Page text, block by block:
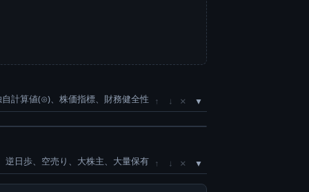
自計算値(⊙)、株価指標、財務健全性 ↑ ↓ ×
逆日歩、空売り、大株主、大量保有 ↑ ↓ ×